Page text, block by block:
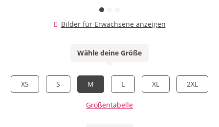
Bilder für Erwachsene anzeigen
Wähle deine Größe
XS S M L XL 2XL
Größentabelle